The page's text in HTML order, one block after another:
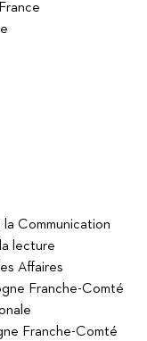
Communication
lecture
Affaires
Franche-Comté
Franche-Comté